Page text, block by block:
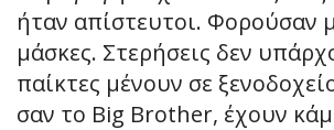
ήταν απίστευτοι. Φορούσαν
μάσκες. Στερήσεις δεν
παίκτες μένουν σε
σαν το Big Brother, έχουν